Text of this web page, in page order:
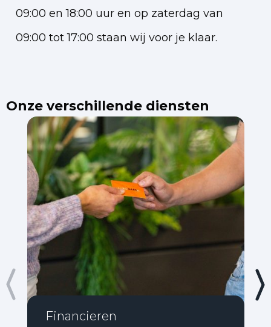
09:00 en 18:00 uur en op zaterdag van
09:00 tot 17:00 staan wij voor je klaar.
Onze verschillende diensten
Financieren